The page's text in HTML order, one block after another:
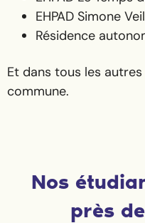
EHPAD Simone Veil
Résidence
Et dans tous les
commune.
Nos
près